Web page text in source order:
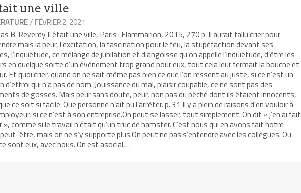
une ville
/ FÉVRIER 2, 2021
B. Reverdy Il était une ville, Paris : Flammarion, 2015, 270 p. Il aurait fallu crier pour
mais la peur, l’excitation, la fascination pour le feu, la stupéfaction devant ses
l’inquiétude, ce mélange de jubilation et d’angoisse qu’on appelle l’inquiétude, d’être les
en quelque sorte d’un événement trop grand pour eux, tout cela leur fermait la bouche et
Et quoi crier, quand on ne sait même pas bien ce que l’on ressent au juste, si ce n’est un
d’effroi qui n’a pas de nom. Jouissance du mal, plaisir coupable, ce ne sont pas des
de gosses. Mais peur sans doute, peur, non pas du péché dont ils étaient innocents,
ce soit si facile. Que personne n’ait pu l’arrêter. p. 31 Il y a plein de raisons d’en vouloir à
si ce n’est à son entreprise.On peut se lasser, tout simplement. On dit « j’en ai fait
», comme si le travail n’était qu’un truc de hamster. C’est nous qui en avons fait notre
être, mais on ne s’y supporte plus.On peut ne pas s’entendre avec les collègues. Ou
sont eux, avec nous. On est asocial,…